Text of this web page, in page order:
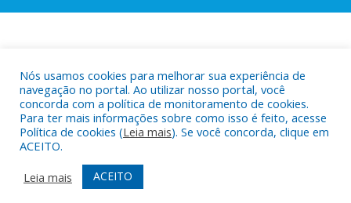
Nós usamos cookies para melhorar sua experiência de
navegação no portal. Ao utilizar nosso portal, você
concorda com a política de monitoramento de cookies.
Para ter mais informações sobre como isso é feito, acesse
Política de cookies (Leia mais). Se você concorda, clique em
ACEITO.
Leia mais
ACEITO